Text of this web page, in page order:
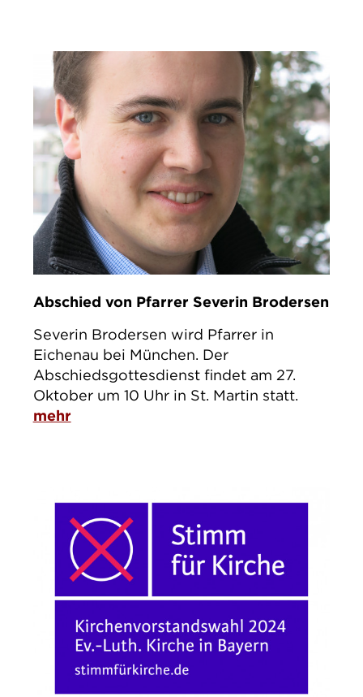
Abschied von Pfarrer Severin Brodersen
Severin Brodersen wird Pfarrer in
Eichenau bei München. Der
Abschiedsgottesdienst findet am 27.
Oktober um 10 Uhr in St. Martin statt.
mehr